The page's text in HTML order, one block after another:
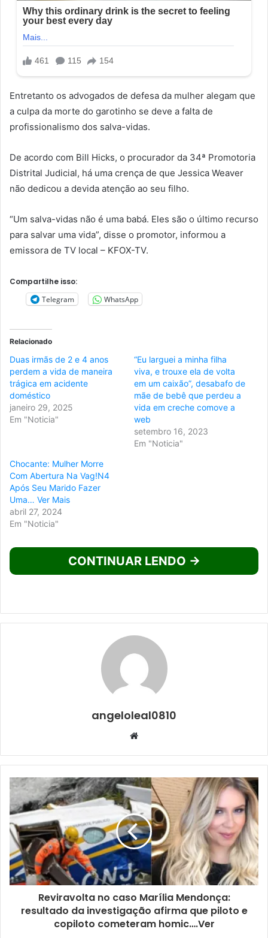
Entretanto os advogados de defesa da mulher alegam que
a culpa da morte do garotinho se deve a falta de
profissionalismo dos salva-vidas.
De acordo com Bill Hicks, o procurador da 34ª Promotoria
Distrital Judicial, há uma crença de que Jessica Weaver
não dedicou a devida atenção ao seu filho.
“Um salva-vidas não é uma babá. Eles são o último recurso
para salvar uma vida”, disse o promotor, informou a
emissora de TV local – KFOX-TV.
Compartilhe isso:
Telegram
WhatsApp
Relacionado
Duas irmãs de 2 e 4 anos
perdem a vida de maneira
trágica em acidente
doméstico
janeiro 29, 2025
Em "Noticia"
“Eu larguei a minha filha
viva, e trouxe ela de volta
em um caixão”, desabafo de
mãe de bebê que perdeu a
vida em creche comove a
web
setembro 16, 2023
Em "Noticia"
Chocante: Mulher Morre
Com Abertura Na Vag!N4
Após Seu Marido Fazer
Uma… Ver Mais
abril 27, 2024
Em "Noticia"
CONTINUAR LENDO →
angeloleal0810
Website
Reviravolta no caso Marília Mendonça:
resultado da investigação afirma que piloto e
copiloto cometeram homic….Ver